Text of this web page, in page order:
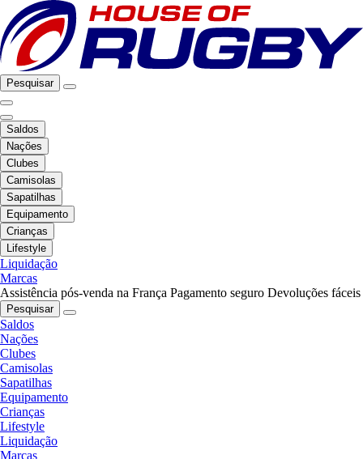
Pesquisar
Saldos
Nações
Clubes
Camisolas
Sapatilhas
Equipamento
Crianças
Lifestyle
Liquidação
Marcas
Assistência pós-venda na França Pagamento seguro Devoluções fáceis
Pesquisar
Saldos
Nações
Clubes
Camisolas
Sapatilhas
Equipamento
Crianças
Lifestyle
Liquidação
Marcas